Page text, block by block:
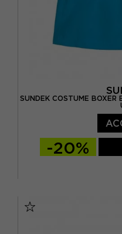
SUNDEK COSTUME BOXER
-20%